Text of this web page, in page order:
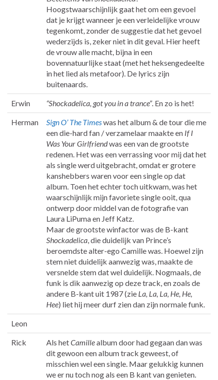
Hoogstwaarschijnlijk gaat het om een gevoel
dat je krijgt wanneer je een verleidelijke vrouw
tegenkomt, zonder de suggestie dat het gevoel
wederzijds is, zeker niet in dit geval. Hier heeft
de vrouw alle macht, bijna in een
bovennatuurlijke staat (met het heksengedeelte
in het lied als metafoor). De lyrics zijn
buitenaards.
Erwin “Shockadelica, got you in a trance”. En zo is het!
Herman Sign O’ The Timeswas het album & de tour die me
een die-hard fan / verzamelaar maakte en If I
Was Your Girlfriendwas een van de grootste
redenen. Het was een verrassing voor mij dat het
als single werd uitgebracht, omdat er grotere
kanshebbers waren voor een single op dat
album. Toen het echter toch uitkwam, was het
waarschijnlijk mijn favoriete single ooit, qua
ontwerp door middel van de fotografie van
Laura LiPuma en Jeff Katz.
Maar de grootste winfactor was de B-kant
Shockadelica, die duidelijk van Prince’s
beroemdste alter-ego Camille was. Hoewel zijn
stem niet duidelijk aanwezig was, maakte de
versnelde stem dat wel duidelijk. Nogmaals, de
funk is dik aanwezig op deze track, en zoals de
andere B-kant uit 1987 (zie La, La, La, He, He,
Hee) liet hij meer durf zien dan zijn normale funk.
Leon
Rick Als hetCamillealbum door had gegaan dan was
dit gewoon een album track geweest, of
misschien wel een single. Maar gelukkig kunnen
we er nu toch nog als een B kant van genieten.